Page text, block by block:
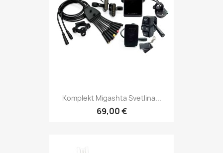
Komplekt Migashta Svetlina...
69,00 €